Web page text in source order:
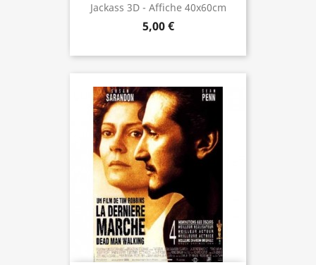
Jackass 3D - Affiche 40x60cm
5,00 €